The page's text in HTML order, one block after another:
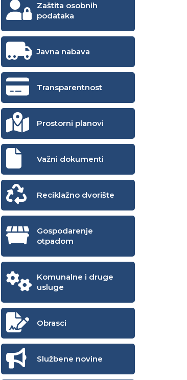
Zaštita osobnih
podataka
Javna nabava
Transparentnost
Prostorni planovi
Važni dokumenti
Reciklažno dvorište
Gospodarenje
otpadom
Komunalne i druge
usluge
Obrasci
Službene novine